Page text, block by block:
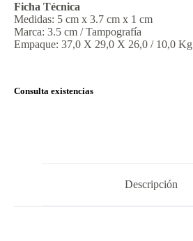
Ficha Técnica
Medidas: 5 cm x 3.7 cm x 1 cm
Marca: 3.5 cm / Tampografía
Empaque: 37,0 X 29,0 X 26,0 / 10,0 Kg
Consulta existencias
Descripción